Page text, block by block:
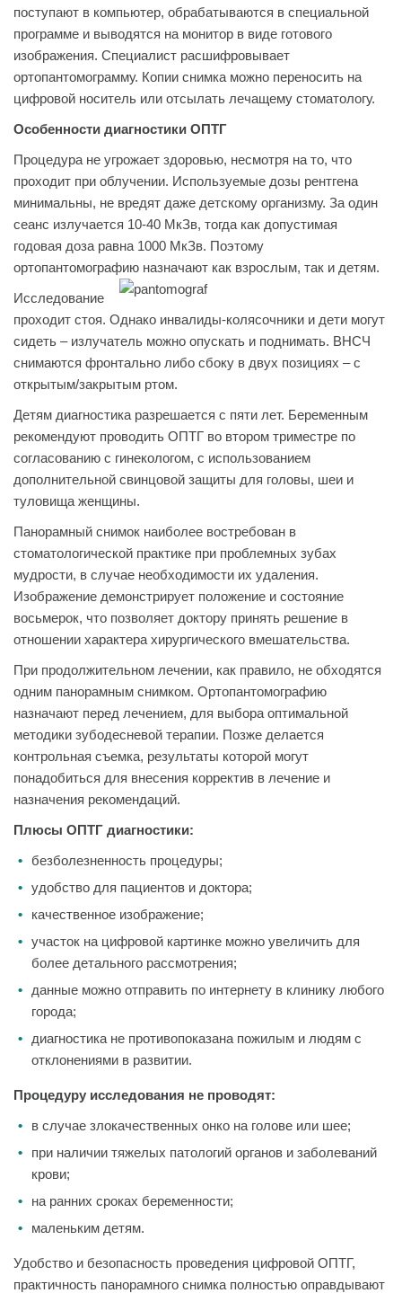
поступают в компьютер, обрабатываются в специальной
программе и выводятся на монитор в виде готового
изображения. Специалист расшифровывает
ортопантомограмму. Копии снимка можно переносить на
цифровой носитель или отсылать лечащему стоматологу.
Особенности диагностики ОПТГ
Процедура не угрожает здоровью, несмотря на то, что
проходит при облучении. Используемые дозы рентгена
минимальны, не вредят даже детскому организму. За один
сеанс излучается 10-40 МкЗв, тогда как допустимая
годовая доза равна 1000 МкЗв. Поэтому
ортопантомографию назначают как взрослым, так и детям.
Исследование
проходит стоя. Однако инвалиды-колясочники и дети могут
сидеть – излучатель можно опускать и поднимать. ВНСЧ
снимаются фронтально либо сбоку в двух позициях – с
открытым/закрытым ртом.
Детям диагностика разрешается с пяти лет. Беременным
рекомендуют проводить ОПТГ во втором триместре по
согласованию с гинекологом, с использованием
дополнительной свинцовой защиты для головы, шеи и
туловища женщины.
Панорамный снимок наиболее востребован в
стоматологической практике при проблемных зубах
мудрости, в случае необходимости их удаления.
Изображение демонстрирует положение и состояние
восьмерок, что позволяет доктору принять решение в
отношении характера хирургического вмешательства.
При продолжительном лечении, как правило, не обходятся
одним панорамным снимком. Ортопантомографию
назначают перед лечением, для выбора оптимальной
методики зубодесневой терапии. Позже делается
контрольная съемка, результаты которой могут
понадобиться для внесения корректив в лечение и
назначения рекомендаций.
Плюсы ОПТГ диагностики:
безболезненность процедуры;
удобство для пациентов и доктора;
качественное изображение;
участок на цифровой картинке можно увеличить для
более детального рассмотрения;
данные можно отправить по интернету в клинику любого
города;
диагностика не противопоказана пожилым и людям с
отклонениями в развитии.
Процедуру исследования не проводят:
в случае злокачественных онко на голове или шее;
при наличии тяжелых патологий органов и заболеваний
крови;
на ранних сроках беременности;
маленьким детям.
Удобство и безопасность проведения цифровой ОПТГ,
практичность панорамного снимка полностью оправдывают